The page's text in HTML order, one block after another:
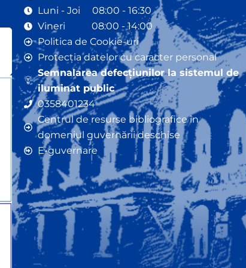
Luni - Joi 08:00 - 16:30
Vineri 08:00 - 14:00
Politica de Cookie-uri
Protecția datelor cu caracter personal
Semnalarea defecțiunilor la sistemul de
iluminat public
0358401234
Centrul de resurse bibliografice în
domeniul guvernării deschise
E-guvernare